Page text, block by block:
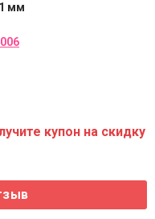
мм
купон на скидку